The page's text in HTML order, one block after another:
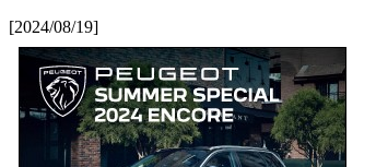
[2024/08/19]